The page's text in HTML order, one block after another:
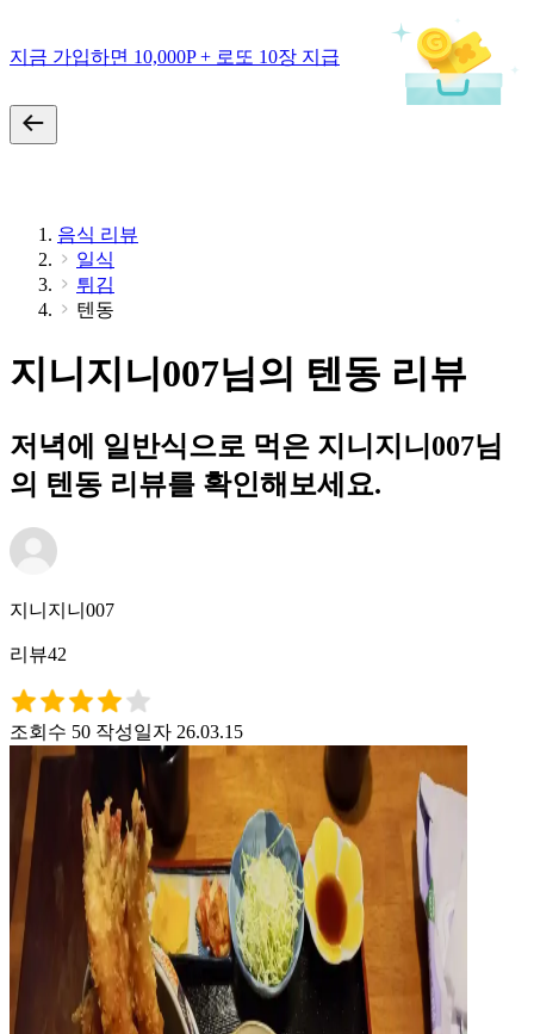
지금 가입하면 10,000P + 로또 10장 지급
음식 리뷰
일식
튀김
텐동
지니지니007님의 텐동 리뷰
저녁에 일반식으로 먹은 지니지니007님
의 텐동 리뷰를 확인해보세요.
지니지니007
리뷰42
조회수 50 작성일자 26.03.15